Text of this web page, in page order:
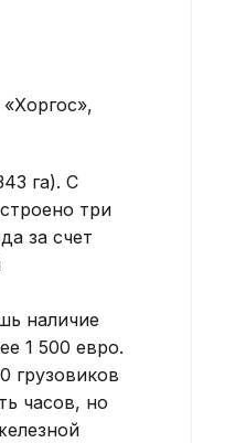
га). С
три
за счет
наличие
1 500 евро.
грузовиков
часов, но